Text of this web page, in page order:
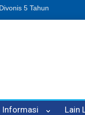
Pelapor Desak Polisi
Informasi Lain